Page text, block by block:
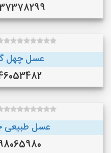
09137378299
عسل چهل
09146053482
عسل طبیعی
09198065980